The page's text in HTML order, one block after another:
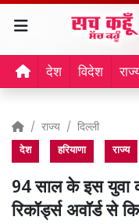
देश विदेश
राज्य दिल्ली
देश हरियाणा राज्य
94 साल के इस युवा
रिकॉर्ड्स अवॉर्ड से